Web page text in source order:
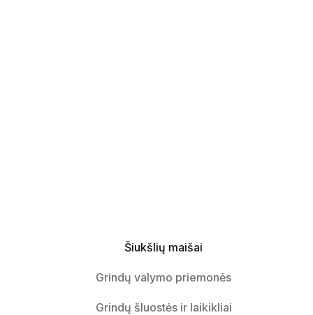
Šiukšlių maišai
Grindų valymo priemonės
Grindų šluostės ir laikikliai